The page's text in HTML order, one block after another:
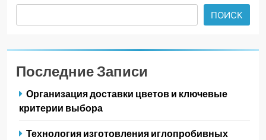
ПОИСК
Последние Записи
Организация доставки цветов и ключевые
критерии выбора
Технология изготовления иглопробивных